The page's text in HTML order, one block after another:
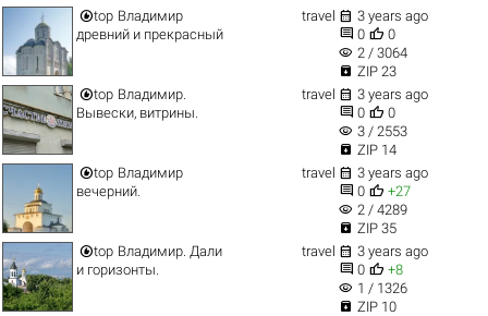
top Владимир
древний и прекрасный
travel  3 years ago
 0  0
visibility 2 / 3064
 ZIP 23
top Владимир.
Вывески, витрины.
travel  3 years ago
 0  0
visibility 3 / 2553
 ZIP 14
top Владимир
вечерний.
travel  3 years ago
 0  +27
visibility 2 / 4289
 ZIP 35
top Владимир. Дали
и горизонты.
travel  3 years ago
 0  +8
visibility 1 / 1326
 ZIP 10